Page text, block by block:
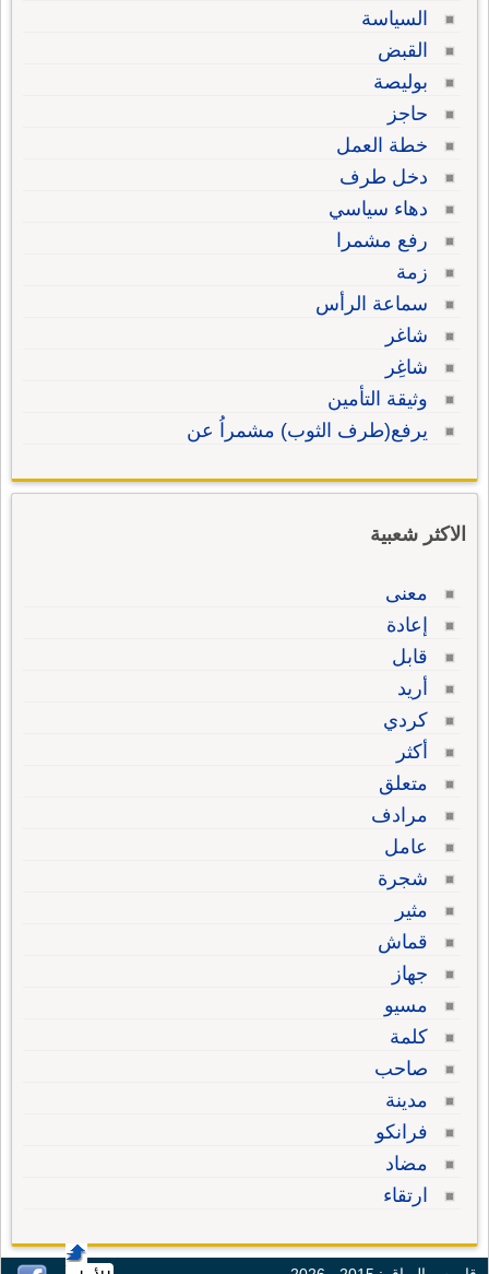
السياسة
القبض
بوليصة
حاجز
خطة العمل
دخل طرف
دهاء سياسي
رفع مشمرا
زمة
سماعة الرأس
شاغر
شاغِر
وثيقة التأمين
يرفع(طرف الثوب) مشمراُ عن
الاكثر شعبية
معنى
إعادة
قابل
أريد
كردي
أكثر
متعلق
مرادف
عامل
شجرة
مثير
قماش
جهاز
مسيو
كلمة
صاحب
مدينة
فرانكو
مضاد
ارتقاء